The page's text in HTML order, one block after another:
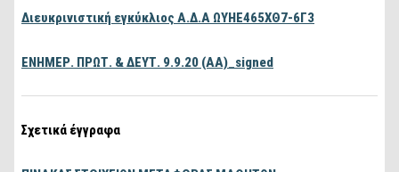
Διευκρινιστική εγκύκλιος Α.Δ.Α ΩΥΗΕ465ΧΘ7-6Γ3
ΕΝΗΜΕΡ. ΠΡΩΤ. & ΔΕΥΤ. 9.9.20 (ΑΑ)_signed
Σχετικά έγγραφα